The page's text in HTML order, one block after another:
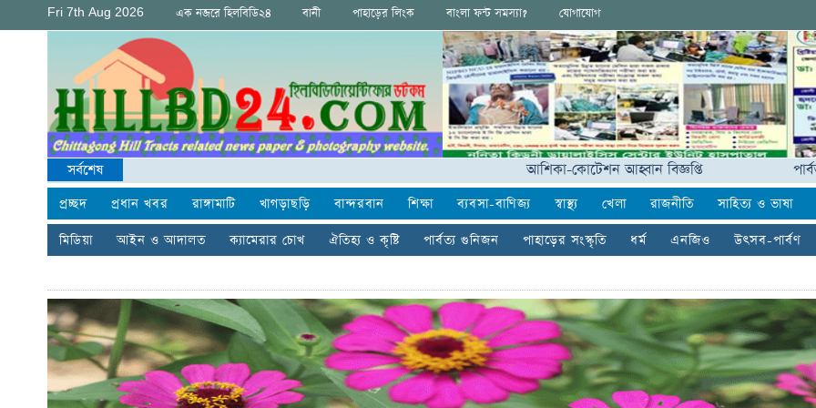
Fri 7th Aug 2026 এক নজরে হিলবিডি২৪ বানী পাহাড়ের লিংক বাংলা ফন্ট সমস্যা? যোগাযোগ
সর্বশেষ আশিকা-কোটেশন আহ্বান বিজ্ঞপ্তি
প্রচ্ছদ প্রধান খবর রাঙ্গামাটি খাগড়াছড়ি বান্দরবান শিক্ষা ব্যবসা-বাণিজ্য স্বাস্থ্য খেলা রাজনীতি সাহিত্য ও ভাষা
মিডিয়া
আইন ও আদালত ক্যামেরার চোখ ঐতিহ্য ও কৃষ্টি পার্বত্য গুনিজন পাহাড়ের সংস্কৃতি ধর্ম এনজিও উৎসব-পার্বণ